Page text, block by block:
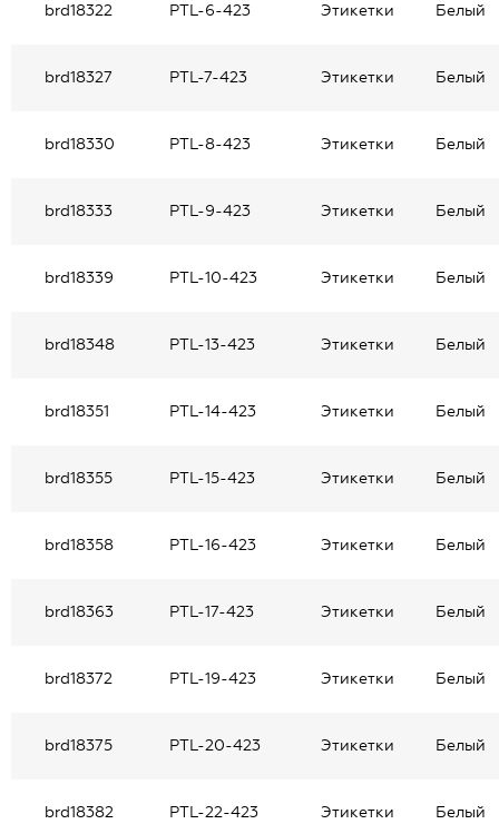
brd18322 PTL-6-423 Этикетки Белый
brd18327 PTL-7-423 Этикетки Белый
brd18330 PTL-8-423 Этикетки Белый
brd18333 PTL-9-423 Этикетки Белый
brd18339 PTL-10-423 Этикетки Белый
brd18348 PTL-13-423 Этикетки Белый
brd18351 PTL-14-423 Этикетки Белый
brd18355 PTL-15-423 Этикетки Белый
brd18358 PTL-16-423 Этикетки Белый
brd18363 PTL-17-423 Этикетки Белый
brd18372 PTL-19-423 Этикетки Белый
brd18375 PTL-20-423 Этикетки Белый
brd18382 PTL-22-423 Этикетки Белый